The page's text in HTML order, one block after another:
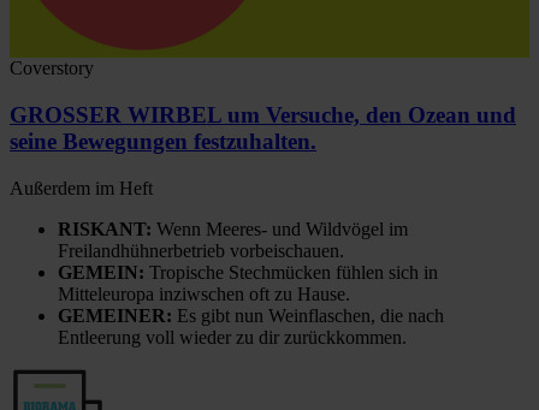
Coverstory
GROSSER WIRBEL um Versuche, den Ozean und
seine Bewegungen festzuhalten.
Außerdem im Heft
RISKANT: Wenn Meeres- und Wildvögel im
Freilandhühnerbetrieb vorbeischauen.
GEMEIN: Tropische Stechmücken fühlen sich in
Mitteleuropa inziwschen oft zu Hause.
GEMEINER: Es gibt nun Weinflaschen, die nach
Entleerung voll wieder zu dir zurückkommen.